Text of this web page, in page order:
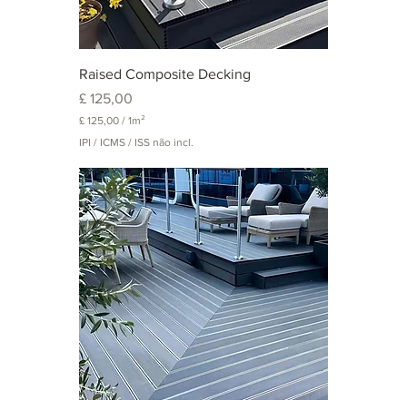
Raised Composite Decking
Preço
£ 125,00
£ 125,00 /1m²
2
5
,
0
0
p
o
r
1
m
e
t
r
o
q
u
IPI / ICMS / ISS não incl.